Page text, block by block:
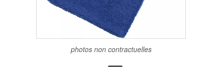
photos non contractuelles